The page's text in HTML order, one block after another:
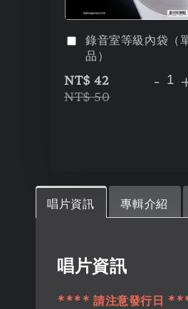
錄音室等級內袋（
品）
NT$ 42
NT$ 50
-
唱片資訊 專輯介紹
唱片資訊
**** 請注意發行日